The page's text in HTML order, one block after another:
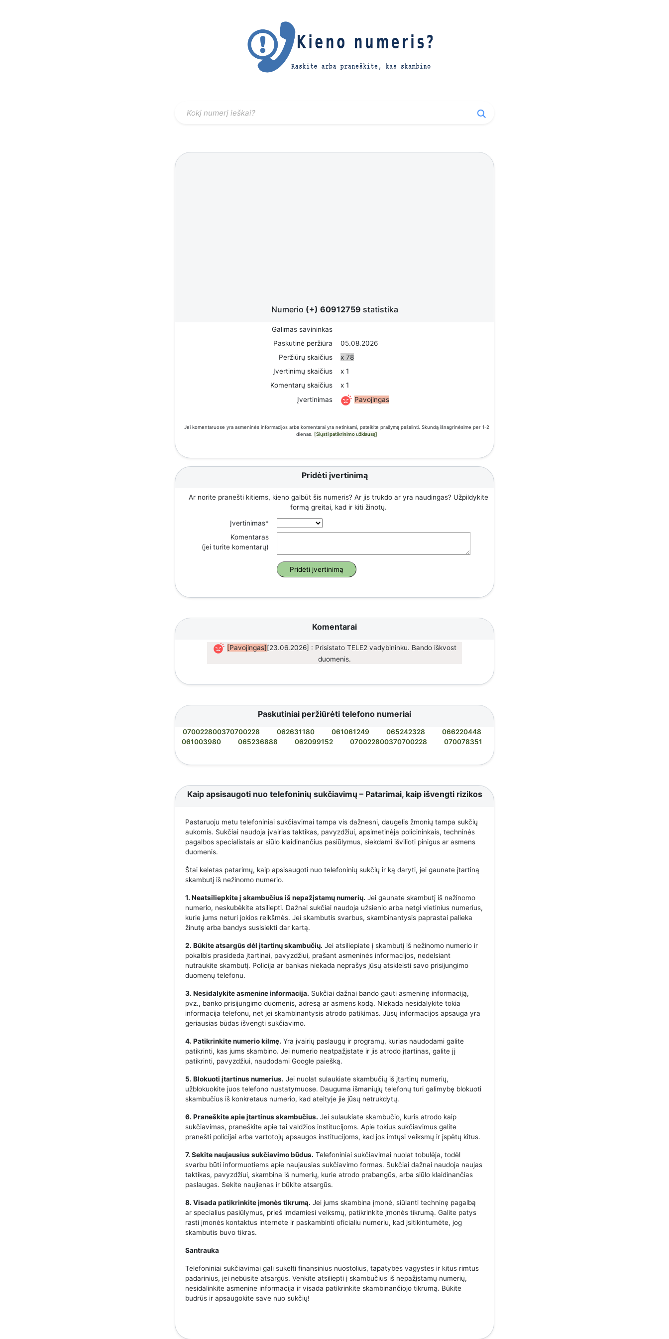
Numerio (+) 60912759 statistika
Galimas savininkas
Paskutinė peržiūra
05.08.2026
Peržiūrų skaičius
x 78
Įvertinimų skaičius
x 1
Komentarų skaičius
x 1
Įvertinimas
Pavojingas
Jei komentaruose yra asmeninės informacijos arba komentarai yra netinkami, pateikite prašymą pašalinti. Skundą išnagrinėsime per 1-2
dienas.
[Siųsti patikrinimo užklausą]
Pridėti įvertinimą
Ar norite pranešti kitiems, kieno galbūt šis numeris? Ar jis trukdo ar yra naudingas? Užpildykite
formą greitai, kad ir kiti žinotų.
Įvertinimas*
Komentaras
(jei turite komentarų)
Komentarai
[Pavojingas][23.06.2026] : Prisistato TELE2 vadybininku. Bando iškvost
duomenis.
Paskutiniai peržiūrėti telefono numeriai
070022800370700228 062631180 061061249 065242328
066220448
061003980
065236888 062099152 070022800370700228 070078351
Kaip apsisaugoti nuo telefoninių sukčiavimų – Patarimai, kaip išvengti rizikos
Pastaruoju metu telefoniniai sukčiavimai tampa vis dažnesni, daugelis žmonių tampa sukčių
aukomis. Sukčiai naudoja įvairias taktikas, pavyzdžiui, apsimetinėja policininkais, techninės
pagalbos specialistais ar siūlo klaidinančius pasiūlymus, siekdami išvilioti pinigus ar asmens
duomenis.
Štai keletas patarimų, kaip apsisaugoti nuo telefoninių sukčių ir ką daryti, jei gaunate įtartiną
skambutį iš nežinomo numerio.
1. Neatsiliepkite į skambučius iš nepažįstamų numerių. Jei gaunate skambutį iš nežinomo
numerio, neskubėkite atsiliepti. Dažnai sukčiai naudoja užsienio arba netgi vietinius numerius,
kurie jums neturi jokios reikšmės. Jei skambutis svarbus, skambinantysis paprastai palieka
žinutę arba bandys susisiekti dar kartą.
2. Būkite atsargūs dėl įtartinų skambučių. Jei atsiliepiate į skambutį iš nežinomo numerio ir
pokalbis prasideda įtartinai, pavyzdžiui, prašant asmeninės informacijos, nedelsiant
nutraukite skambutį. Policija ar bankas niekada neprašys jūsų atskleisti savo prisijungimo
duomenų telefonu.
3. Nesidalykite asmenine informacija. Sukčiai dažnai bando gauti asmeninę informaciją,
pvz., banko prisijungimo duomenis, adresą ar asmens kodą. Niekada nesidalykite tokia
informacija telefonu, net jei skambinantysis atrodo patikimas. Jūsų informacijos apsauga yra
geriausias būdas išvengti sukčiavimo.
4. Patikrinkite numerio kilmę. Yra įvairių paslaugų ir programų, kurias naudodami galite
patikrinti, kas jums skambino. Jei numerio neatpažįstate ir jis atrodo įtartinas, galite jį
patikrinti, pavyzdžiui, naudodami Google paiešką.
5. Blokuoti įtartinus numerius. Jei nuolat sulaukiate skambučių iš įtartinų numerių,
užblokuokite juos telefono nustatymuose. Dauguma išmaniųjų telefonų turi galimybę blokuoti
skambučius iš konkretaus numerio, kad ateityje jie jūsų netrukdytų.
6. Praneškite apie įtartinus skambučius. Jei sulaukiate skambučio, kuris atrodo kaip
sukčiavimas, praneškite apie tai valdžios institucijoms. Apie tokius sukčiavimus galite
pranešti policijai arba vartotojų apsaugos institucijoms, kad jos imtųsi veiksmų ir įspėtų kitus.
7. Sekite naujausius sukčiavimo būdus. Telefoniniai sukčiavimai nuolat tobulėja, todėl
svarbu būti informuotiems apie naujausias sukčiavimo formas. Sukčiai dažnai naudoja naujas
taktikas, pavyzdžiui, skambina iš numerių, kurie atrodo prabangūs, arba siūlo klaidinančias
paslaugas. Sekite naujienas ir būkite atsargūs.
8. Visada patikrinkite įmonės tikrumą. Jei jums skambina įmonė, siūlanti techninę pagalbą
ar specialius pasiūlymus, prieš imdamiesi veiksmų, patikrinkite įmonės tikrumą. Galite patys
rasti įmonės kontaktus internete ir paskambinti oficialiu numeriu, kad įsitikintumėte, jog
skambutis buvo tikras.
Santrauka
Telefoniniai sukčiavimai gali sukelti finansinius nuostolius, tapatybės vagystes ir kitus rimtus
padarinius, jei nebūsite atsargūs. Venkite atsiliepti į skambučius iš nepažįstamų numerių,
nesidalinkite asmenine informacija ir visada patikrinkite skambinančiojo tikrumą. Būkite
budrūs ir apsaugokite save nuo sukčių!